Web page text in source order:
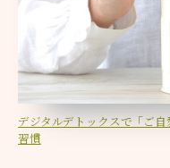
デジタルデトックスで「ご
習慣